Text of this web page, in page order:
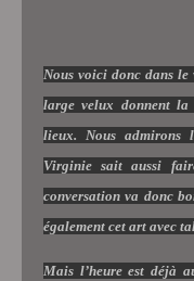
Nous voici donc dans
large velux donnent la
lieux. Nous admirons
Virginie sait aussi
conversation va donc
également cet art avec
Mais l’heure est déjà